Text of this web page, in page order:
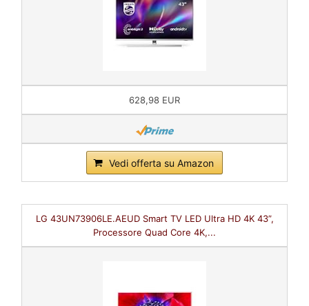
628,98 EUR
Vedi offerta su Amazon
LG 43UN73906LE.AEUD Smart TV LED Ultra HD 4K 43”,
Processore Quad Core 4K,...